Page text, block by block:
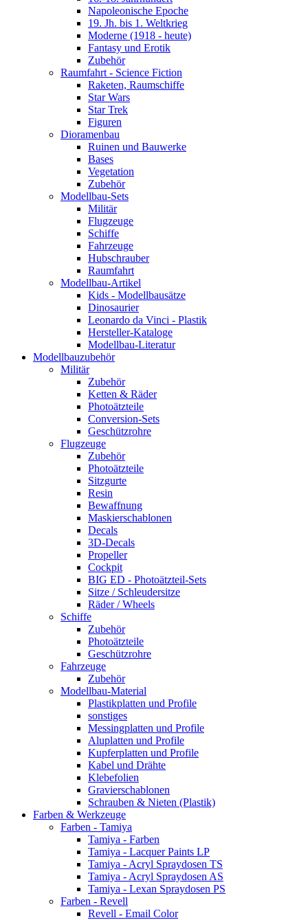
Napoleonische Epoche
19. Jh. bis 1. Weltkrieg
Moderne (1918 - heute)
Fantasy und Erotik
Zubehör
Raumfahrt - Science Fiction
Raketen, Raumschiffe
Star Wars
Star Trek
Figuren
Dioramenbau
Ruinen und Bauwerke
Bases
Vegetation
Zubehör
Modellbau-Sets
Militär
Flugzeuge
Schiffe
Fahrzeuge
Hubschrauber
Raumfahrt
Modellbau-Artikel
Kids - Modellbausätze
Dinosaurier
Leonardo da Vinci - Plastik
Hersteller-Kataloge
Modellbau-Literatur
Modellbauzubehör
Militär
Zubehör
Ketten & Räder
Photoätzteile
Conversion-Sets
Geschützrohre
Flugzeuge
Zubehör
Photoätzteile
Sitzgurte
Resin
Bewaffnung
Maskierschablonen
Decals
3D-Decals
Propeller
Cockpit
BIG ED - Photoätzteil-Sets
Sitze / Schleudersitze
Räder / Wheels
Schiffe
Zubehör
Photoätzteile
Geschützrohre
Fahrzeuge
Zubehör
Modellbau-Material
Plastikplatten und Profile
sonstiges
Messingplatten und Profile
Aluplatten und Profile
Kupferplatten und Profile
Kabel und Drähte
Klebefolien
Gravierschablonen
Schrauben & Nieten (Plastik)
Farben & Werkzeuge
Farben - Tamiya
Tamiya - Farben
Tamiya - Lacquer Paints LP
Tamiya - Acryl Spraydosen TS
Tamiya - Acryl Spraydosen AS
Tamiya - Lexan Spraydosen PS
Farben - Revell
Revell - Email Color